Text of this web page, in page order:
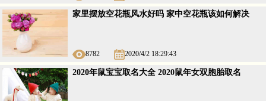
家里摆放空花瓶风水好吗 家中空花瓶该如何解决
8782 2020/4/2 18:29:43
2020年鼠宝宝取名大全 2020鼠年女双胞胎取名